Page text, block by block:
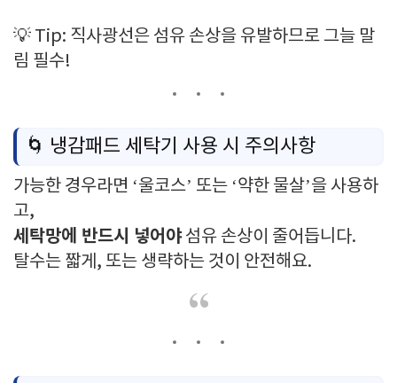
💡 Tip: 직사광선은 섬유 손상을 유발하므로 그늘 말
림 필수!
🌀 냉감패드 세탁기 사용 시 주의사항
가능한 경우라면 ‘울코스’ 또는 ‘약한 물살’을 사용하
고,
세탁망에 반드시 넣어야섬유 손상이 줄어듭니다.
탈수는 짧게, 또는 생략하는 것이 안전해요.